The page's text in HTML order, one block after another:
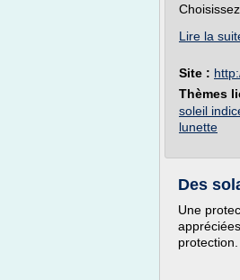
Lire la
Site :
Thèmes
soleil
lunette
Des
Une
protection.